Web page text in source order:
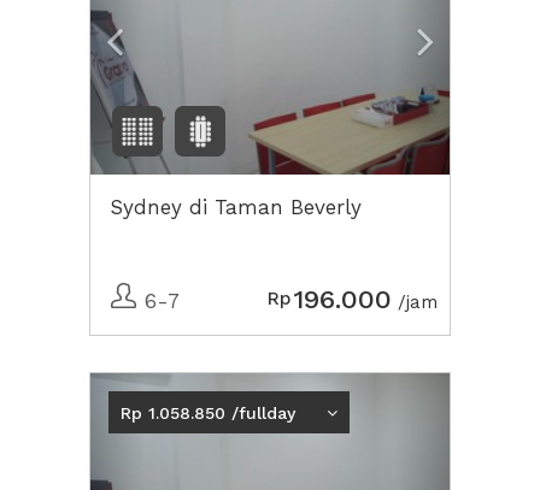
Sydney di Taman Beverly
6-7 Rp196.000 /jam
Previous
Rp 1.058.850 /fullday